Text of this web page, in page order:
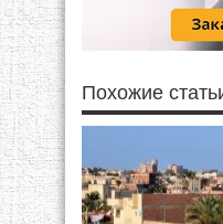
Похожие